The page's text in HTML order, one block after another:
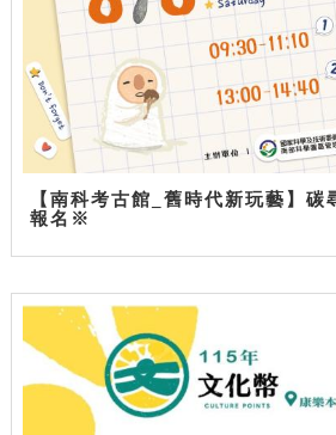
【南科考古館_舊時代新玩藝】
報名※